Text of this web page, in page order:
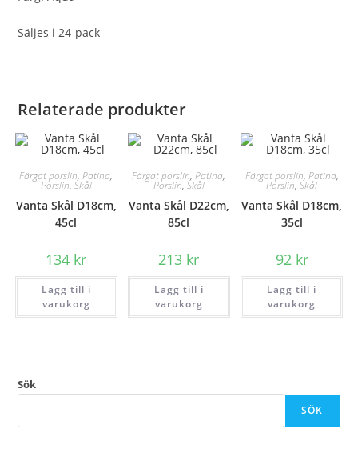
Säljes i 24-pack
Relaterade produkter
Färgat porslin,Patina,
Porslin, Skål
Vanta Skål D18cm,
45cl
134 kr
Lägg till i
varukorg
Färgat porslin,Patina,
Porslin, Skål
Vanta Skål D22cm,
85cl
213 kr
Lägg till i
varukorg
Färgat porslin, Patina,
Porslin,Skål
Vanta Skål D18cm,
35cl
92 kr
Lägg till i
varukorg
Sök
SÖK